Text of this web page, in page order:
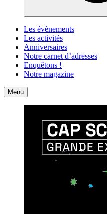
Les évènements
Les activités
Anniversaires
Notre carnet d’adresses
Enquêtons !
Notre magazine
Accueil
Menu Contact